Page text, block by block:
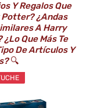
Y Regalos Que
Potter? ¿Andas
A Harry
Que Más Te
De Artículos Y
🔍